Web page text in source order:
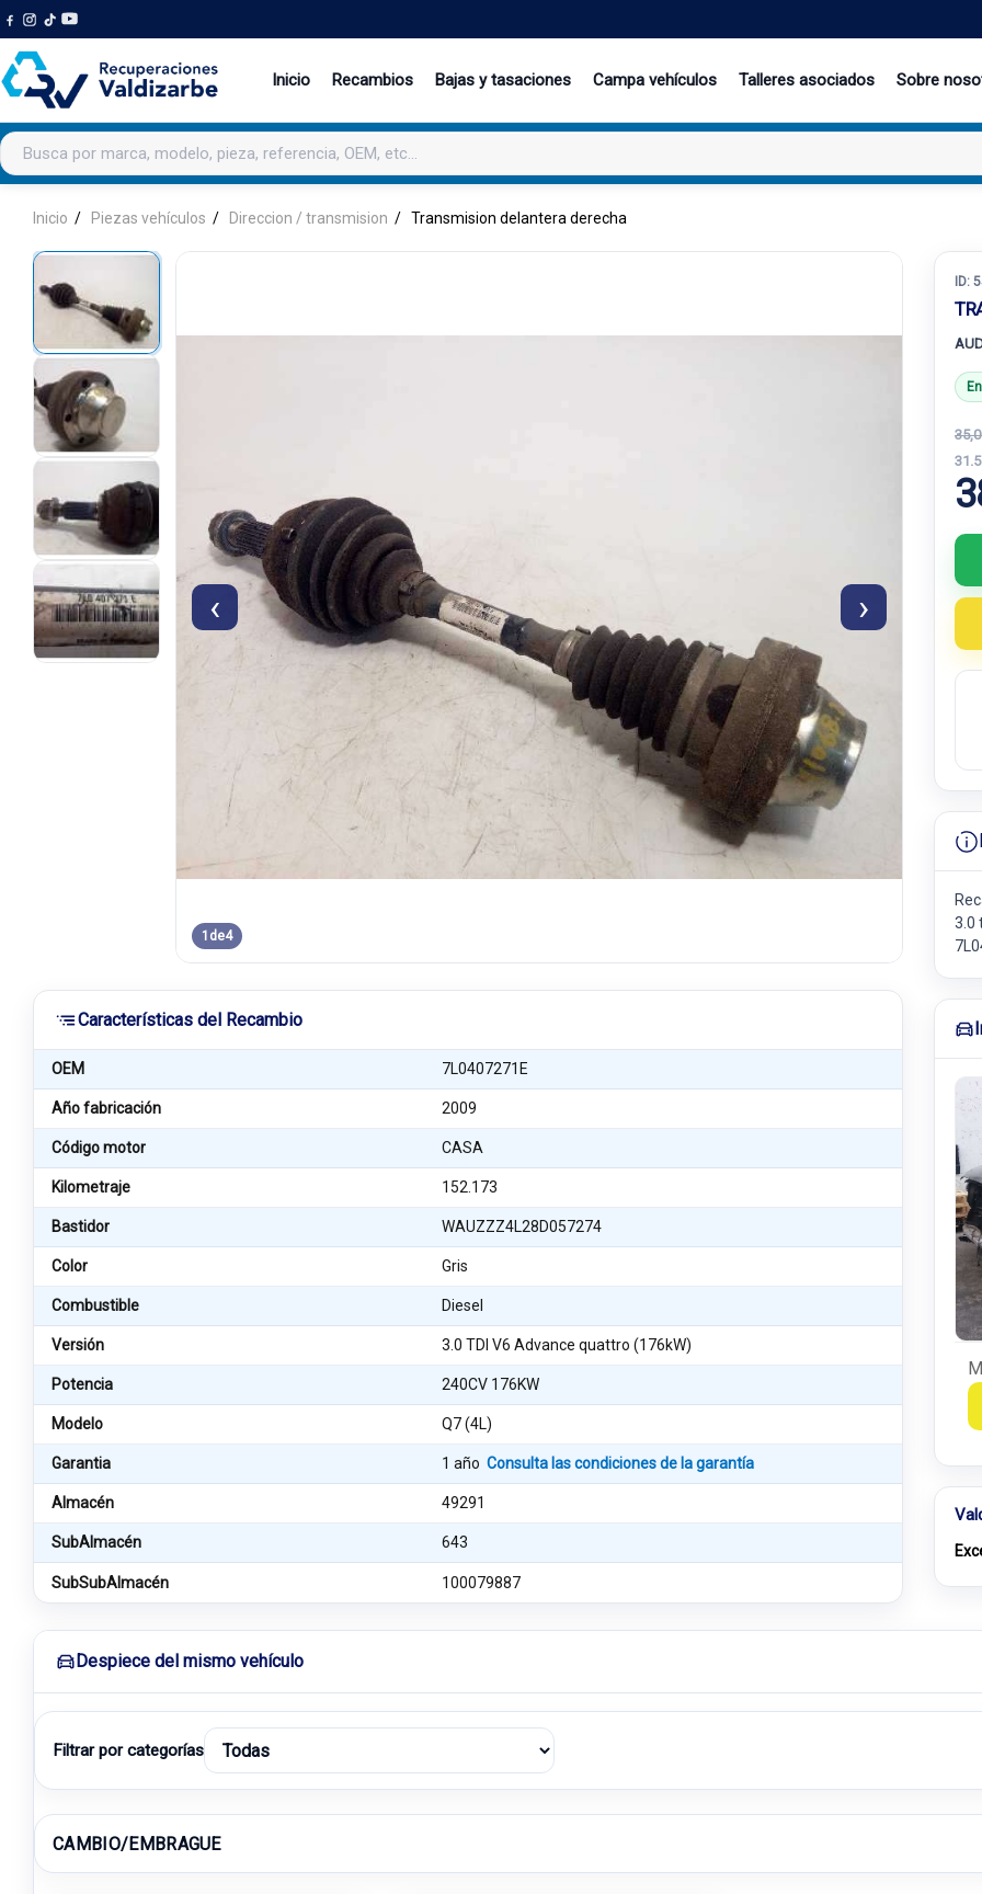
Inicio Recambios Bajas y tasaciones Campa vehículos Talleres asociados Sobre
Buscar productos
Inicio Piezas vehículos Direccion / transmision Transmision delantera derecha
‹ ›
1 de4
Características del Recambio
OEM 7L0407271E
Año fabricación 2009
Código motor CASA
Kilometraje 152.173
Bastidor WAUZZZ4L28D057274
Color Gris
Combustible Diesel
Versión 3.0 TDI V6 Advance quattro (176kW)
Potencia 240CV 176KW
Modelo Q7 (4L)
Garantia 1 añoConsulta las condiciones de la garantía
Almacén 49291
SubAlmacén 643
SubSubAlmacén 100079887
ID:
3.0
Despiece del mismo vehículo
Filtrar por categorías
CAMBIO/EMBRAGUE